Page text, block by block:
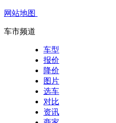
网站地图
车市频道
车型
报价
降价
图片
选车
对比
资讯